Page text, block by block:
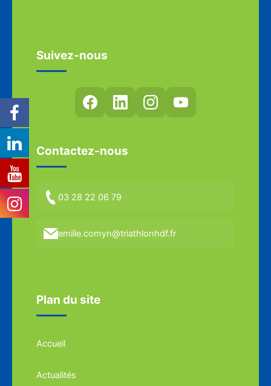
Suivez-nous
Contactez-nous
03 28 22 06 79
emilie.comyn@triathlonhdf.fr
Plan du site
Accueil
Actualités